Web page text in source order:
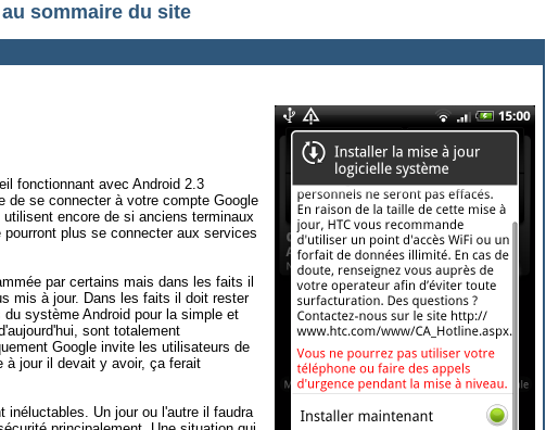
sommaire du site
fonctionnant avec Android 2.3
de se connecter à votre compte Google
encore de si anciens terminaux
plus se connecter aux services
par certains mais dans les faits il
mis à jour. Dans les faits il doit rester
système Android pour la simple et
sont totalement
Google invite les utilisateurs de
à jour il devait y avoir, ça ferait
inéluctables. Un jour ou l'autre il faudra